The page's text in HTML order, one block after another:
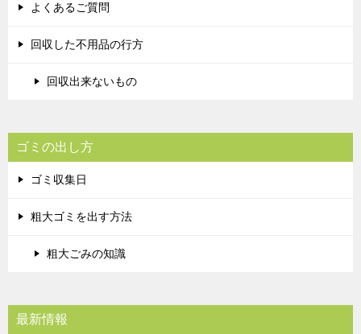
よくあるご質問
回収した不用品の行方
回収出来ないもの
ゴミの出し方
ゴミ収集日
粗大ゴミを出す方法
粗大ごみの知識
最新情報